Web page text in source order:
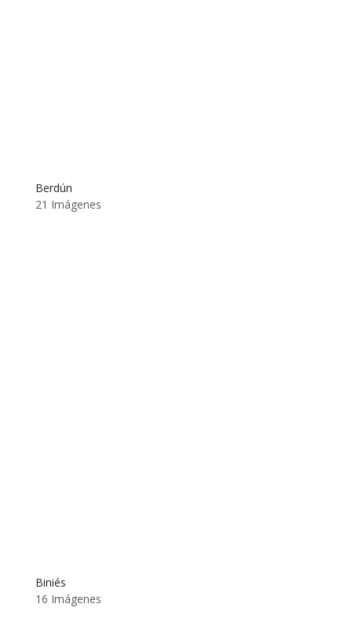
Berdún
21 Imágenes
Biniés
16 Imágenes